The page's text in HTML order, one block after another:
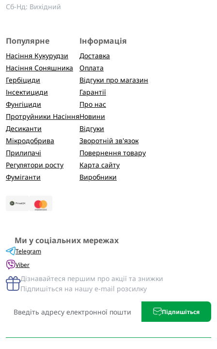
Сб-Нд: Вихідний
Популярне
Насіння Кукурудзи
Насіння Соняшника
Гербіциди
Інсектициди
Фунгіциди
Протруйники Насіння
Десиканти
Мікродобрива
Прилипачі
Регулятори росту
Фуміганти
Інформація
Доставка
Оплата
Відгуки про магазин
Гарантії
Про нас
Новини
Відгуки
Зворотній зв'язок
Повернення товару
Карта сайту
Виробники
Ми у соціальних мережах
Telegram
Viber
Дізнавайтеся першим про акції та знижки
Підпишіться на нашу e-mail розсилку
Підпишіться